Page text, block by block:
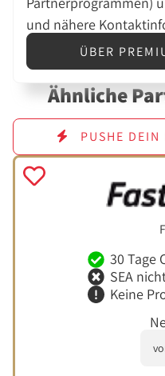
und nähere
ÜBER
Ähnliche
PUSHE DEIN
30 Tage
SEA
Keine